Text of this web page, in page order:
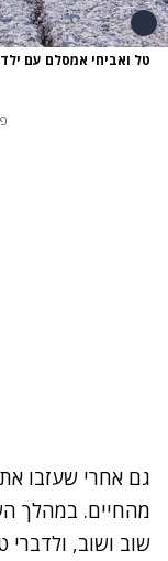
טל ואביחי אמסלם עם
גם אחרי שעזבו
מהחיים. במהלך
שוב ושוב,